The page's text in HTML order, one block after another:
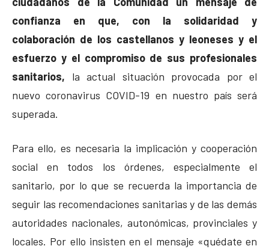
confianza en que, con la solidaridad y
colaboración de los castellanos y leoneses y el
esfuerzo y el compromiso de sus profesionales
sanitarios, la actual situación provocada por el
nuevo coronavirus COVID-19 en nuestro país será
superada.
Para ello, es necesaria la implicación y cooperación
social en todos los órdenes, especialmente el
sanitario, por lo que se recuerda la importancia de
seguir las recomendaciones sanitarias y de las demás
autoridades nacionales, autonómicas, provinciales y
locales. Por ello insisten en el mensaje «quédate en